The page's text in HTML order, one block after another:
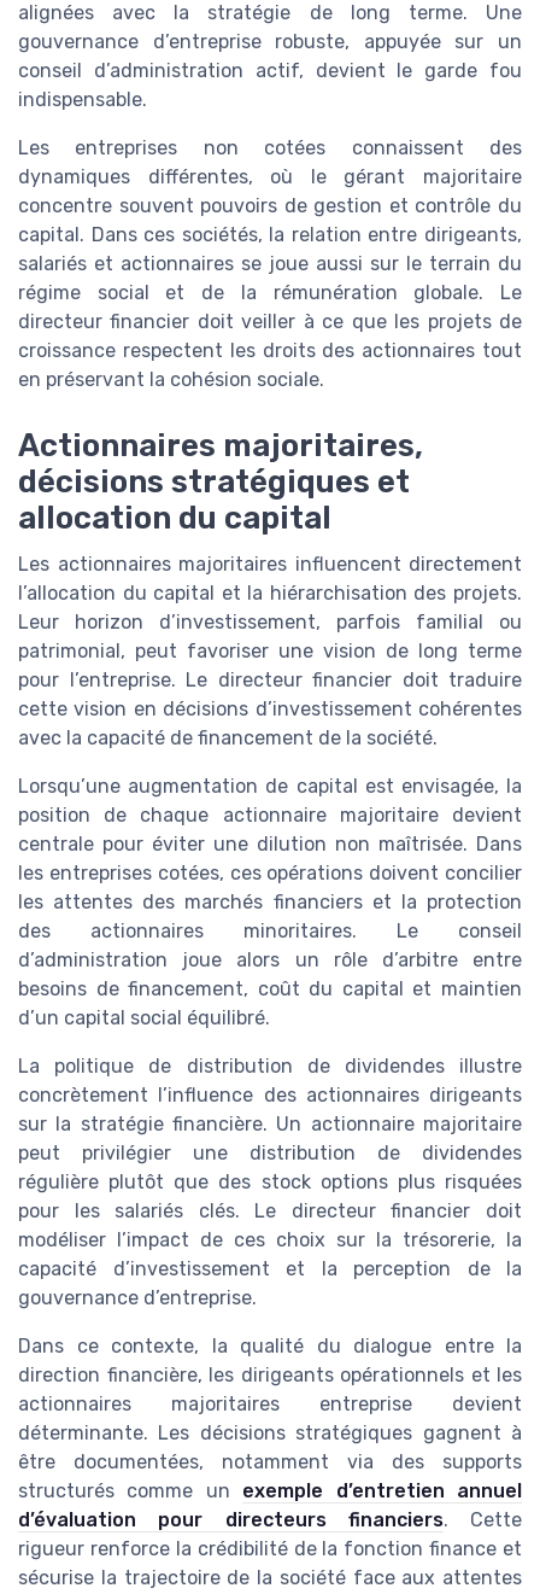
alignées avec la stratégie de long terme. Une
gouvernance d’entreprise robuste, appuyée sur un
conseil d’administration actif, devient le garde fou
indispensable.
Les entreprises non cotées connaissent des
dynamiques différentes, où le gérant majoritaire
concentre souvent pouvoirs de gestion et contrôle du
capital. Dans ces sociétés, la relation entre dirigeants,
salariés et actionnaires se joue aussi sur le terrain du
régime social et de la rémunération globale. Le
directeur financier doit veiller à ce que les projets de
croissance respectent les droits des actionnaires tout
en préservant la cohésion sociale.
Actionnaires majoritaires,
décisions stratégiques et
allocation du capital
Les actionnaires majoritaires influencent directement
l’allocation du capital et la hiérarchisation des projets.
Leur horizon d’investissement, parfois familial ou
patrimonial, peut favoriser une vision de long terme
pour l’entreprise. Le directeur financier doit traduire
cette vision en décisions d’investissement cohérentes
avec la capacité de financement de la société.
Lorsqu’une augmentation de capital est envisagée, la
position de chaque actionnaire majoritaire devient
centrale pour éviter une dilution non maîtrisée. Dans
les entreprises cotées, ces opérations doivent concilier
les attentes des marchés financiers et la protection
des actionnaires minoritaires. Le conseil
d’administration joue alors un rôle d’arbitre entre
besoins de financement, coût du capital et maintien
d’un capital social équilibré.
La politique de distribution de dividendes illustre
concrètement l’influence des actionnaires dirigeants
sur la stratégie financière. Un actionnaire majoritaire
peut privilégier une distribution de dividendes
régulière plutôt que des stock options plus risquées
pour les salariés clés. Le directeur financier doit
modéliser l’impact de ces choix sur la trésorerie, la
capacité d’investissement et la perception de la
gouvernance d’entreprise.
Dans ce contexte, la qualité du dialogue entre la
direction financière, les dirigeants opérationnels et les
actionnaires majoritaires entreprise devient
déterminante. Les décisions stratégiques gagnent à
être documentées, notamment via des supports
structurés comme un exemple d’entretien annuel
d’évaluation pour directeurs financiers. Cette
rigueur renforce la crédibilité de la fonction finance et
sécurise la trajectoire de la société face aux attentes